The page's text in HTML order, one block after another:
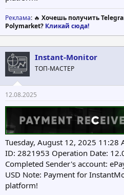
Реклама: 🔥 Хочешь получить
Polymarket? Кликай сюда!
Instant-Monitor
ТОП-МАСТЕР
12.08.2025
Tuesday, August 12, 2025 11:28
ID: 2821953 Operation Date:
Completed Sender's account:
USD Note: Payment for
platform!